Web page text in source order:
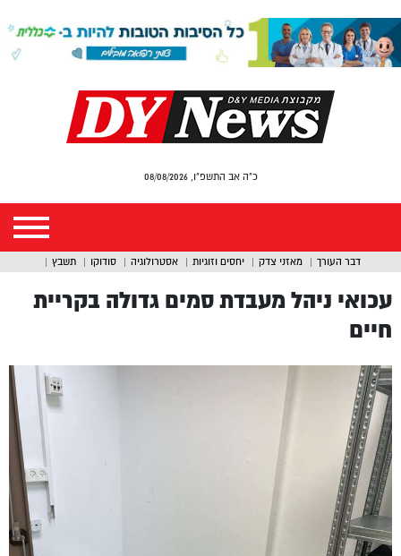
כ"ה אב התשפ"ו, 08/08/2026
דבר העורך מאזני צדק יחסים וזוגיות אסטרולוגיה סודוקו תשבץ
עכואי ניהל מעבדת סמים גדולה בקריית
חיים